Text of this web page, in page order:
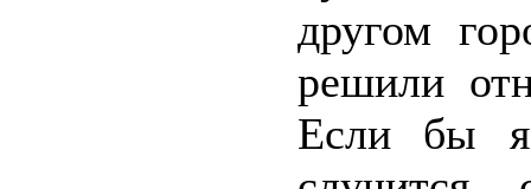
другом
решили
Если бы я